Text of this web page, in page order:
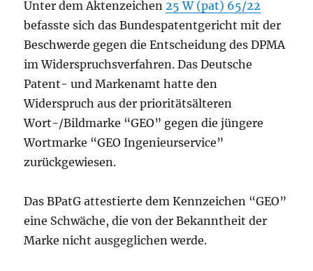
Unter dem Aktenzeichen 25 W (pat) 65/22
befasste sich das Bundespatentgericht mit der
Beschwerde gegen die Entscheidung des DPMA
im Widerspruchsverfahren. Das Deutsche
Patent- und Markenamt hatte den
Widerspruch aus der prioritätsälteren
Wort-/Bildmarke “GEO” gegen die jüngere
Wortmarke “GEO Ingenieurservice”
zurückgewiesen.
Das BPatG attestierte dem Kennzeichen “GEO”
eine Schwäche, die von der Bekanntheit der
Marke nicht ausgeglichen werde.